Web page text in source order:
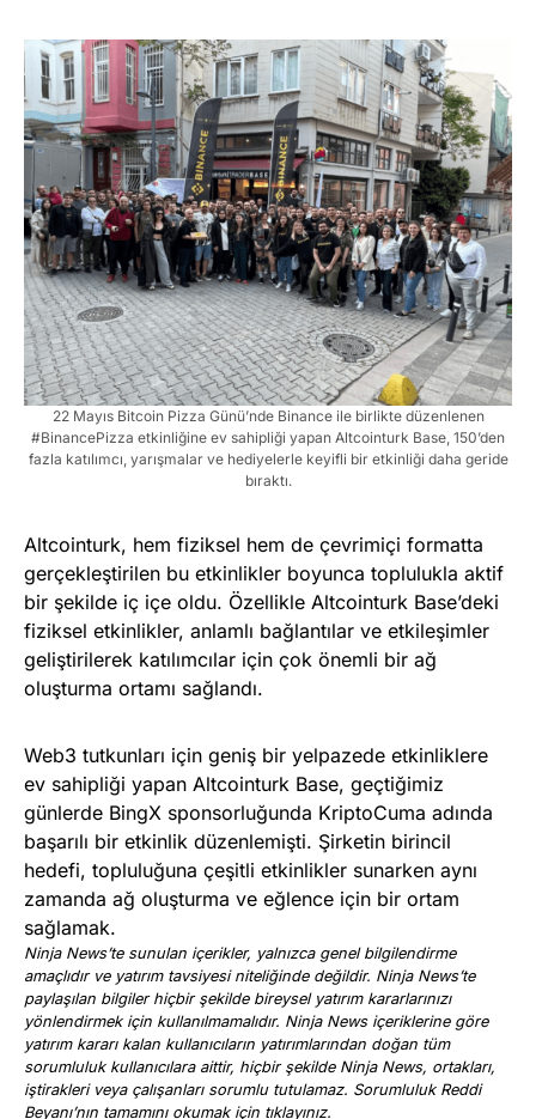
22 Mayıs Bitcoin Pizza Günü’nde Binance ile birlikte düzenlenen
#BinancePizza etkinliğine ev sahipliği yapan Altcointurk Base, 150’den
fazla katılımcı, yarışmalar ve hediyelerle keyifli bir etkinliği daha geride
bıraktı.
Altcointurk, hem fiziksel hem de çevrimiçi formatta
gerçekleştirilen bu etkinlikler boyunca toplulukla aktif
bir şekilde iç içe oldu. Özellikle Altcointurk Base’deki
fiziksel etkinlikler, anlamlı bağlantılar ve etkileşimler
geliştirilerek katılımcılar için çok önemli bir ağ
oluşturma ortamı sağlandı.
Web3 tutkunları için geniş bir yelpazede etkinliklere
ev sahipliği yapan Altcointurk Base, geçtiğimiz
günlerde BingX sponsorluğunda KriptoCuma adında
başarılı bir etkinlik düzenlemişti. Şirketin birincil
hedefi, topluluğuna çeşitli etkinlikler sunarken aynı
zamanda ağ oluşturma ve eğlence için bir ortam
sağlamak.
Ninja News’te sunulan içerikler, yalnızca genel bilgilendirme
amaçlıdır ve yatırım tavsiyesi niteliğinde değildir. Ninja News’te
paylaşılan bilgiler hiçbir şekilde bireysel yatırım kararlarınızı
yönlendirmek için kullanılmamalıdır. Ninja News içeriklerine göre
yatırım kararı kalan kullanıcıların yatırımlarından doğan tüm
sorumluluk kullanıcılara aittir, hiçbir şekilde Ninja News, ortakları,
iştirakleri veya çalışanları sorumlu tutulamaz. Sorumluluk Reddi
Beyanı’nın tamamını okumak için tıklayınız.